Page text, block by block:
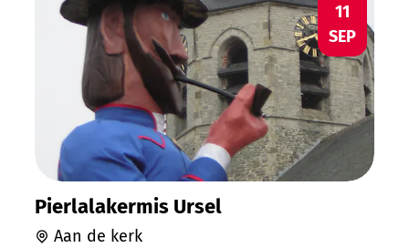
11
SEP
Pierlalakermis Ursel
Aan de kerk